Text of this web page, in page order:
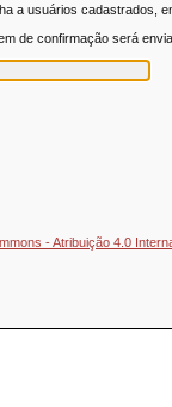
a usuários cadastrados,
de confirmação será
- Atribuição 4.0